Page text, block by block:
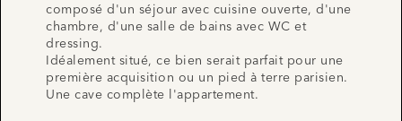
composé d'un séjour avec cuisine ouverte, d'une
chambre, d'une salle de bains avec WC et
dressing.
Idéalement situé, ce bien serait parfait pour une
première acquisition ou un pied à terre parisien.
Une cave complète l'appartement.